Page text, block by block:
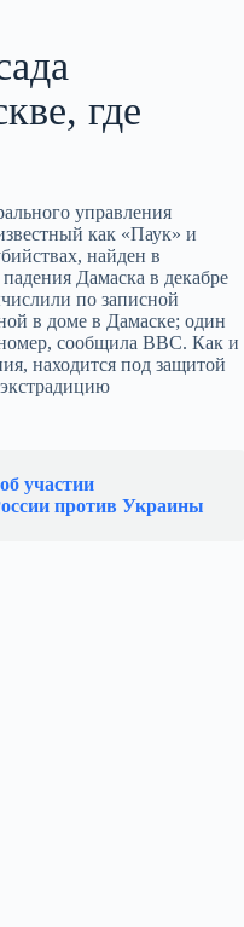
где
управления
как «Паук» и
найден в
Дамаска в декабре
по записной
в доме в Дамаске; один
сообщила BBC. Как и
находится под защитой
экстрадицию
участии
против Украины